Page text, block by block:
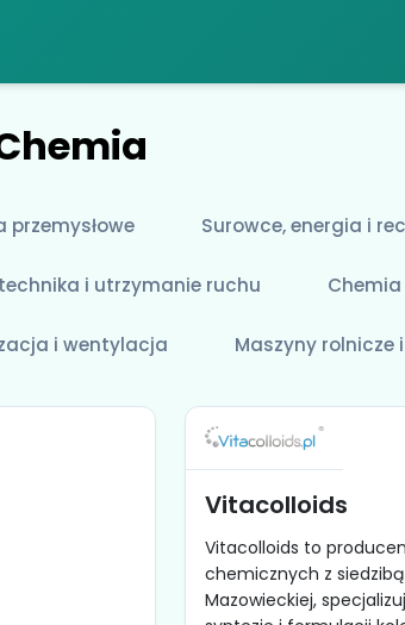
przemysłowe Surowce, energia i
i utrzymanie ruchu Chemia
i wentylacja Maszyny rolnicze
Vitacolloids
Vitacolloids to
chemicznych z siedzibą
Mazowieckiej,